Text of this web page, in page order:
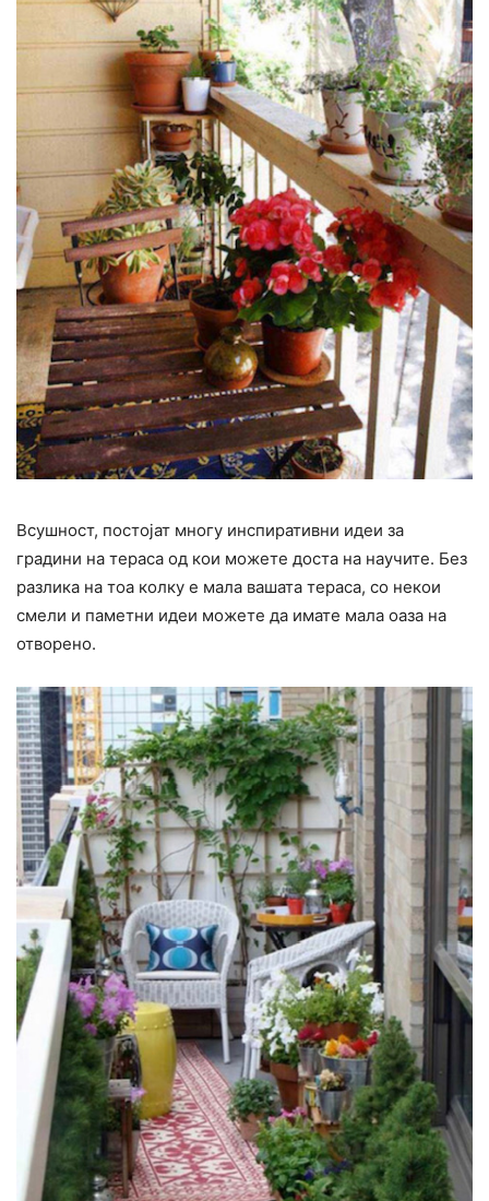
Всушност, постојат многу инспиративни идеи за
градини на тераса од кои можете доста на научите. Без
разлика на тоа колку е мала вашата тераса, со некои
смели и паметни идеи можете да имате мала оаза на
отворено.